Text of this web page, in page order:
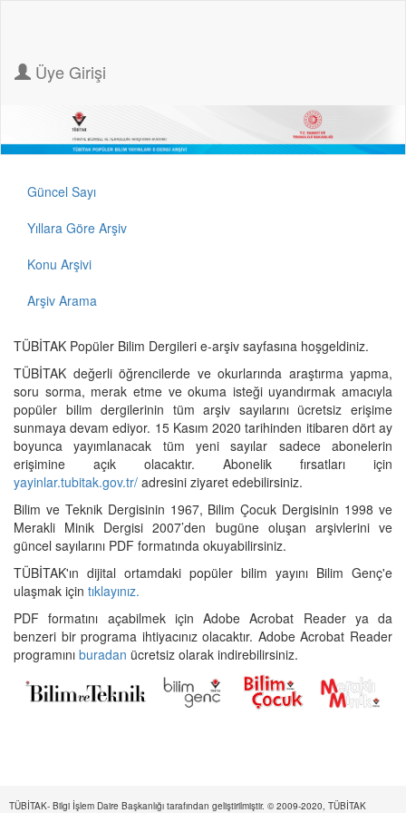
Üye Girişi
Güncel Sayı
Yıllara Göre Arşiv
Konu Arşivi
Arşiv Arama
TÜBİTAK Popüler Bilim Dergileri e-arşiv sayfasına hoşgeldiniz.
TÜBİTAK değerli öğrencilerde ve okurlarında araştırma yapma,
soru sorma, merak etme ve okuma isteği uyandırmak amacıyla
popüler bilim dergilerinin tüm arşiv sayılarını ücretsiz erişime
sunmaya devam ediyor. 15 Kasım 2020 tarihinden itibaren dört ay
boyunca yayımlanacak tüm yeni sayılar sadece abonelerin
erişimine açık olacaktır. Abonelik fırsatları için
yayinlar.tubitak.gov.tr/ adresini ziyaret edebilirsiniz.
Bilim ve Teknik Dergisinin 1967, Bilim Çocuk Dergisinin 1998 ve
Merakli Minik Dergisi 2007’den bugüne oluşan arşivlerini ve
güncel sayılarını PDF formatında okuyabilirsiniz.
TÜBİTAK'ın dijital ortamdaki popüler bilim yayını Bilim Genç'e
ulaşmak için tıklayınız.
PDF formatını açabilmek için Adobe Acrobat Reader ya da
benzeri bir programa ihtiyacınız olacaktır. Adobe Acrobat Reader
programını buradan ücretsiz olarak indirebilirsiniz.
TÜBİTAK- Bilgi İşlem Daire Başkanlığı tarafından geliştirilmiştir. © 2009-2020, TÜBİTAK